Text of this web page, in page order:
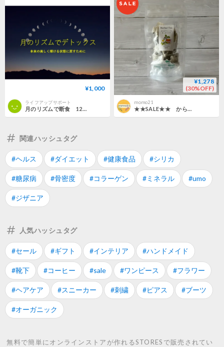
¥1,000
ライフアップサポート
¥1,278
(30%OFF)
momo21
関連ハッシュタグ
#ヘルス #ダイエット #健康食品 #シリカ
#糖尿病 #骨密度 #コラーゲン #ミネラル #umo
#ジザニア
人気ハッシュタグ
#セール #ギフト #インテリア #ハンドメイド
#靴下 #コーヒー #sale #ワンピース #フラワー
#ヘアケア #スニーカー #刺繍 #ピアス #ブーツ
#オーガニック
無料で簡単にオンラインストアが作れるSTORESで販売されてい